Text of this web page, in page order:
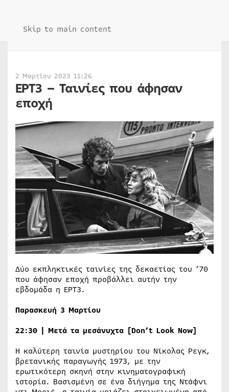
Skip to main content
2 Μαρτίου 2023 11:26
ΕΡΤ3 – Ταινίες που άφησαν
εποχή
Δύο εκπληκτικές ταινίες της δεκαετίας του ’70
που άφησαν εποχή προβάλλει αυτήν την
εβδομάδα η ΕΡΤ3.
Παρασκευή 3 Μαρτίου
22:30 | Μετά τα μεσάνυχτα [Don’t Look Now]
Η καλύτερη ταινία μυστηρίου του Νίκολας Ρεγκ,
βρετανικής παραγωγής 1973, με την
ερωτικότερη σκηνή στην κινηματογραφική
ιστορία. Βασισμένη σε ένα διήγημα της Ντάφνι